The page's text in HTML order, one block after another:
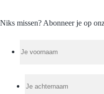
Niks missen? Abonneer je op